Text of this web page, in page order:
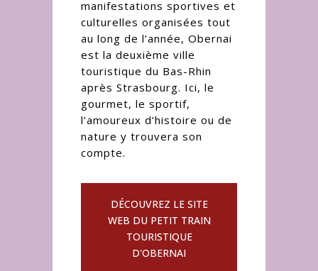
manifestations sportives et
culturelles organisées tout
au long de l’année, Obernai
est la deuxième ville
touristique du Bas-Rhin
après Strasbourg. Ici, le
gourmet, le sportif,
l’amoureux d’histoire ou de
nature y trouvera son
compte.
DÉCOUVREZ LE SITE
WEB DU PETIT TRAIN
TOURISTIQUE
D'OBERNAI